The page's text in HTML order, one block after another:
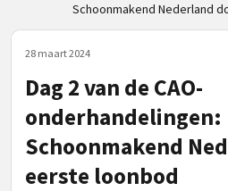
Schoonmakend Nederland
28 maart 2024
Dag 2 van de CAO-
onderhandelingen:
Schoonmakend
eerste loonbod